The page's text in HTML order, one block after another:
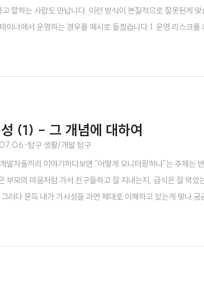
고 말하는 사람도 만납니다. 이런 방식이 본질적으로 잘못된게
이너에서 운영하는 경우를 예시로 들겠습니다.1. 운영 리스크
(1) - 그 개념에 대하여
·탐구 생활/개발 탐구
발자들끼리 이야기하다보면 "어떻게 모니터링하냐"는 주제는
부모의 마음처럼 가서 친구들하고 잘 지내는지, 급식은 잘 먹
러다 문득 내가 가시성을 과연 제대로 이해하고 있는게 맞나